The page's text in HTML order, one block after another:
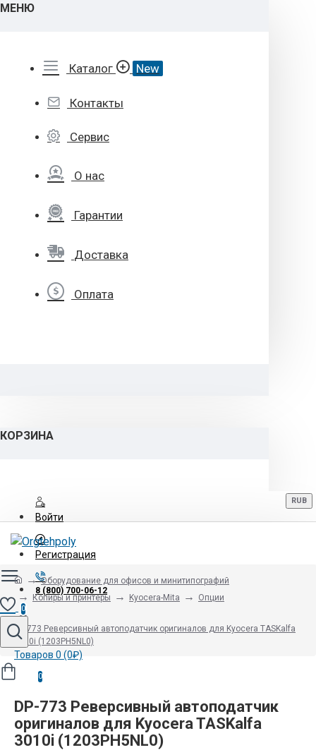
МЕНЮ
Каталог New
Контакты
Сервис
О нас
Гарантии
Доставка
Оплата
КОРЗИНА
Войти
Регистрация
8 (800) 700-06-12
RUB
0
Товаров 0 (0₽)
0
Оборудование для офисов и минитипографий
Копиры и принтеры
Kyocera-Mita Опции
DP-773 Реверсивный автоподатчик оригиналов для Kyocera TASKalfa
3010i (1203PH5NL0)
DP-773 Реверсивный автоподатчик
оригиналов для Kyocera TASKalfa
3010i (1203PH5NL0)